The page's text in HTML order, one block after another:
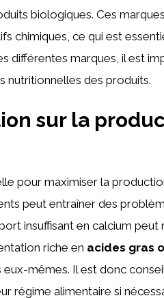
biologiques. Ces
chimiques, ce qui est
différentes marques, il est
nutritionnelles des produits.
sur la
pour maximiser la
peut entraîner des
insuffisant en calcium peut
riche en acides gras
mêmes. Il est donc
régime alimentaire si